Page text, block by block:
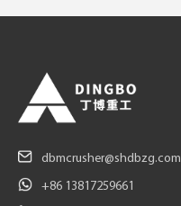
dbmcrusher@shdbzg.com
+86 13817259661